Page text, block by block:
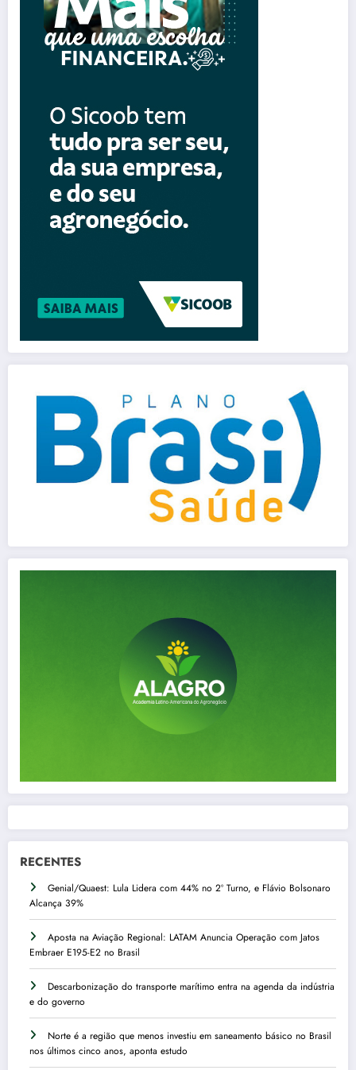
RECENTES
Genial/Quaest: Lula Lidera com 44% no 2º Turno, e Flávio Bolsonaro
Alcança 39%
Aposta na Aviação Regional: LATAM Anuncia Operação com Jatos
Embraer E195-E2 no Brasil
Descarbonização do transporte marítimo entra na agenda da indústria
e do governo
Norte é a região que menos investiu em saneamento básico no Brasil
nos últimos cinco anos, aponta estudo